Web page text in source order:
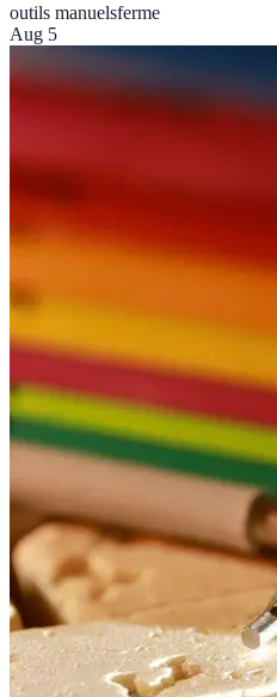
outils manuelsferme
Aug 5